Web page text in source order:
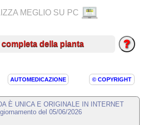
MEGLIO SU PC
della pianta
AUTOMEDICAZIONE © COPYRIGHT
È UNICA E ORIGINALE IN INTERNET
del 05/06/2026